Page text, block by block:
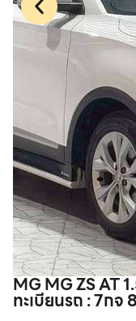
MG MG ZS AT
ทะเบียนรถ : 7กจ